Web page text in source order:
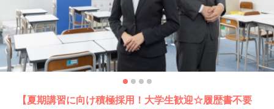
【夏期講習に向け積極採用！大学生歓迎☆履歴書不要